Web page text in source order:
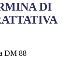
DI
DM 88